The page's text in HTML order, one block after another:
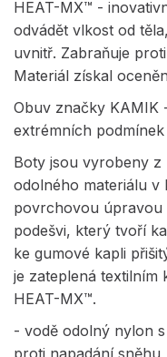
HEAT-MX™ -
odvádět vlkost od
uvnitř. Zabraňuje
Materiál získal
Obuv značky KAMIK
extrémních
Boty jsou vyrobeny z
odolného materiálu v
povrchovou úpravou
podešvi, který tvoří
ke gumové kapli
je zateplená textilním
HEAT-MX™.
- vodě odolný nylon